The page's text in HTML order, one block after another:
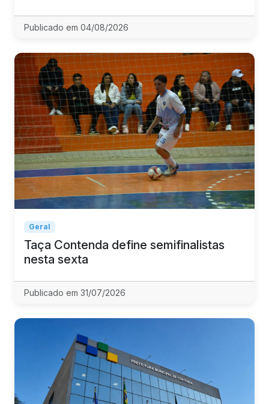
Publicado em 04/08/2026
Geral
Taça Contenda define semifinalistas
nesta sexta
Publicado em 31/07/2026